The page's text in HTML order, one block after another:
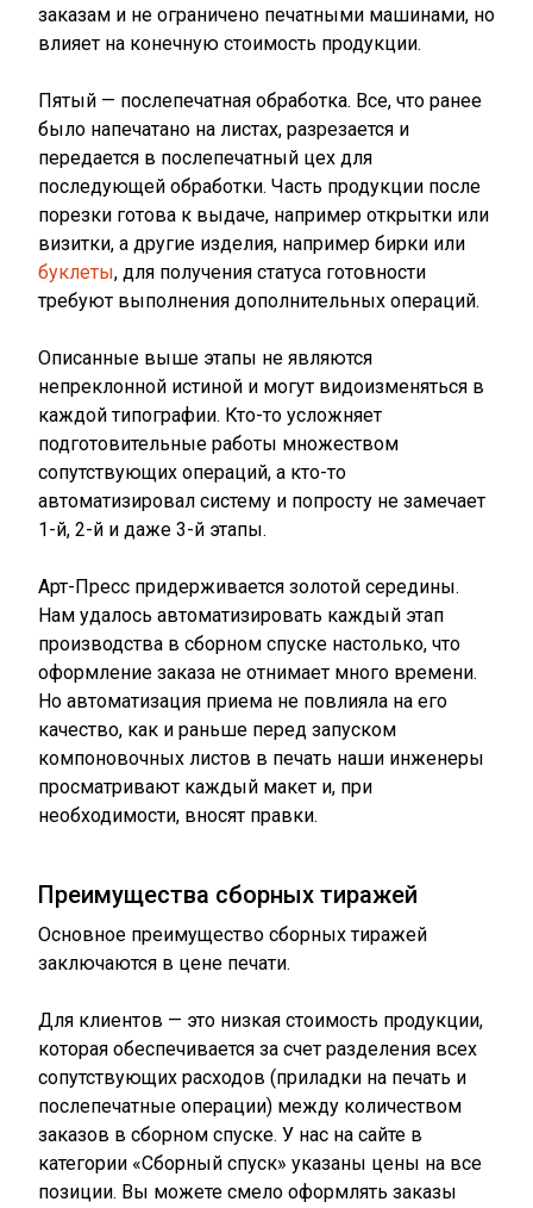
заказам и не ограничено печатными машинами, но
влияет на конечную стоимость продукции.
Пятый — послепечатная обработка. Все, что ранее
было напечатано на листах, разрезается и
передается в послепечатный цех для
последующей обработки. Часть продукции после
порезки готова к выдаче, например открытки или
визитки, а другие изделия, например бирки или
буклеты, для получения статуса готовности
требуют выполнения дополнительных операций.
Описанные выше этапы не являются
непреклонной истиной и могут видоизменяться в
каждой типографии. Кто-то усложняет
подготовительные работы множеством
сопутствующих операций, а кто-то
автоматизировал систему и попросту не замечает
1-й, 2-й и даже 3-й этапы.
Арт-Пресс придерживается золотой середины.
Нам удалось автоматизировать каждый этап
производства в сборном спуске настолько, что
оформление заказа не отнимает много времени.
Но автоматизация приема не повлияла на его
качество, как и раньше перед запуском
компоновочных листов в печать наши инженеры
просматривают каждый макет и, при
необходимости, вносят правки.
Преимущества сборных тиражей
Основное преимущество сборных тиражей
заключаются в цене печати.
Для клиентов — это низкая стоимость продукции,
которая обеспечивается за счет разделения всех
сопутствующих расходов (приладки на печать и
послепечатные операции) между количеством
заказов в сборном спуске. У нас на сайте в
категории «Сборный спуск» указаны цены на все
позиции. Вы можете смело оформлять заказы